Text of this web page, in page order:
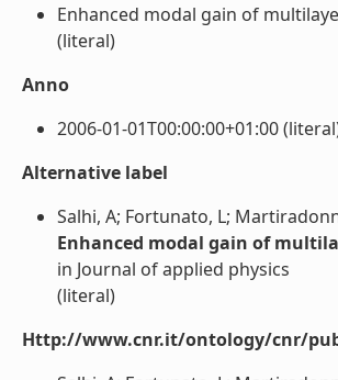
Enhanced modal gain of
(literal)
Anno
2006-01-01T00:00:00+01:00
Alternative label
Salhi, A; Fortunato, L;
Enhanced modal gain of
in Journal of applied physics
(literal)
Http://www.cnr.it/ontology/cnr/